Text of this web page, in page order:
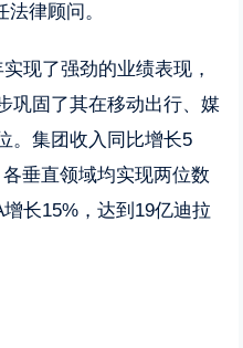
律顾问。
现了强劲的业绩表现，
巩固了其在移动出行、媒
。集团收入同比增长5
垂直领域均实现两位数
长15%，达到19亿迪拉